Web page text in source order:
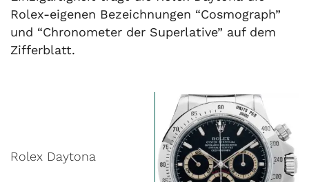
Rolex-eigenen Bezeichnungen “Cosmograph”
und “Chronometer der Superlative” auf dem
Zifferblatt.
Rolex Daytona